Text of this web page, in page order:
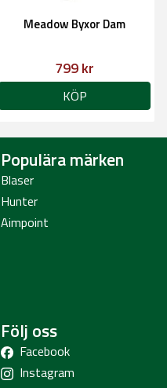
Meadow Byxor Dam
799 kr
KÖP
Populära märken
Blaser
Hunter
Aimpoint
Följ oss
Facebook
Instagram